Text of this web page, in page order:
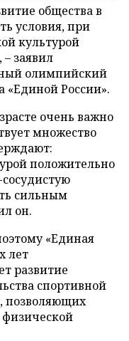
общества в
условия, при
культурой
– заявил
олимпийский
«Единой России».
очень важно
множество
положительно
сильным
он.
«Единая
лет
развитие
спортивной
позволяющих